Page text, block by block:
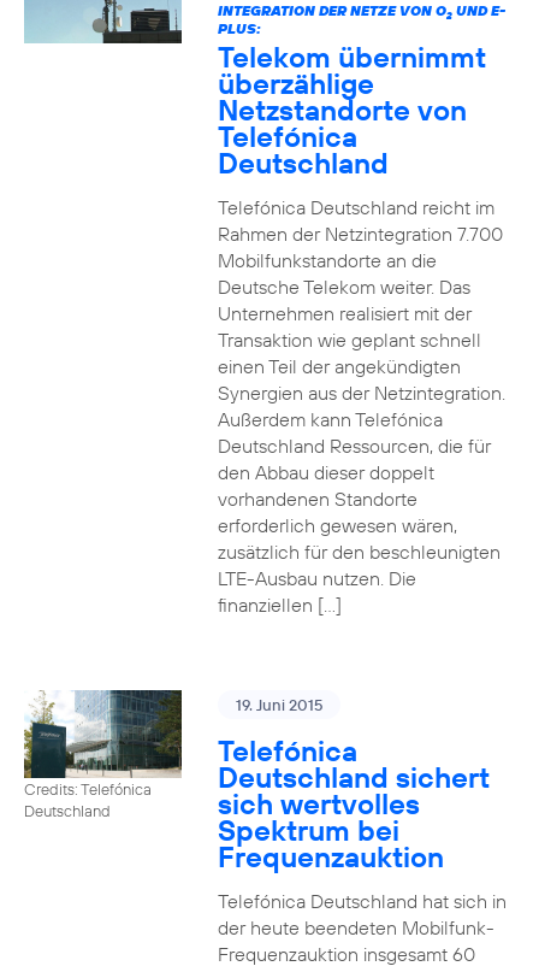
INTEGRATION DER NETZE VON O2UND E-
PLUS:
Telekom übernimmt
überzählige
Netzstandorte von
Telefónica
Deutschland
Telefónica Deutschland reicht im
Rahmen der Netzintegration 7.700
Mobilfunkstandorte an die
Deutsche Telekom weiter. Das
Unternehmen realisiert mit der
Transaktion wie geplant schnell
einen Teil der angekündigten
Synergien aus der Netzintegration.
Außerdem kann Telefónica
Deutschland Ressourcen, die für
den Abbau dieser doppelt
vorhandenen Standorte
erforderlich gewesen wären,
zusätzlich für den beschleunigten
LTE-Ausbau nutzen. Die
finanziellen […]
Credits: Telefónica
Deutschland
19. Juni 2015
Telefónica
Deutschland sichert
sich wertvolles
Spektrum bei
Frequenzauktion
Telefónica Deutschland hat sich in
der heute beendeten Mobilfunk-
Frequenzauktion insgesamt 60